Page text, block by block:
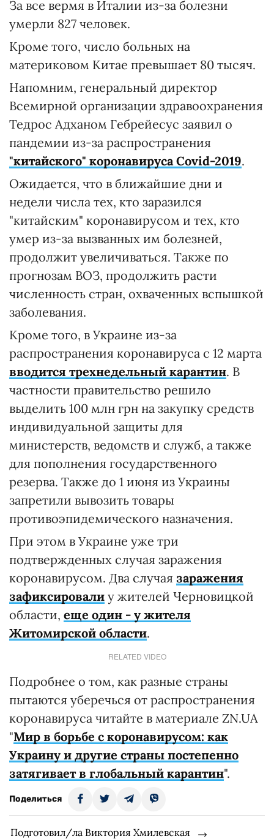
За все вермя в Италии из-за болезни
умерли 827 человек.
Кроме того, число больных на
материковом Китае превышает 80 тысяч.
Напомним, генеральный директор
Всемирной организации здравоохранения
Тедрос Адханом Гебрейесус заявил о
пандемии из-за распространения
"китайского" коронавируса Covid-2019.
Ожидается, что в ближайшие дни и
недели числа тех, кто заразился
"китайским" коронавирусом и тех, кто
умер из-за вызванных им болезней,
продолжит увеличиваться. Также по
прогнозам ВОЗ, продолжить расти
численность стран, охваченных вспышкой
заболевания.
Кроме того, в Украине из-за
распространения коронавируса с 12 марта
вводится трехнедельный карантин. В
частности правительство решило
выделить 100 млн грн на закупку средств
индивидуальной защиты для
министерств, ведомств и служб, а также
для пополнения государственного
резерва. Также до 1 июня из Украины
запретили вывозить товары
противоэпидемического назначения.
При этом в Украине уже три
подтвержденных случая заражения
коронавирусом. Два случая заражения
зафиксировали у жителей Черновицкой
области, еще один - у жителя
Житомирской области.
RELATED VIDEO
Подробнее о том, как разные страны
пытаются уберечься от распространения
коронавируса читайте в материале ZN.UA
"Мир в борьбе с коронавирусом: как
Украину и другие страны постепенно
затягивает в глобальный карантин".
Поделиться
Подготовил/ла Виктория Хмилевская